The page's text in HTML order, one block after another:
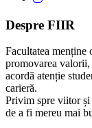
Despre FIIR
Facultatea menține
promovarea valorii,
acordă atenție
carieră.
Privim spre viitor și
de a fi mereu mai